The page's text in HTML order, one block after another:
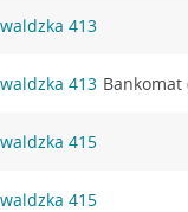
413
413 Bankomat
415
415